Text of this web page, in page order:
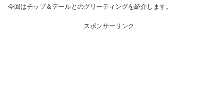
今回はチップ＆デールとのグリーティングを紹介します。
スポンサーリンク